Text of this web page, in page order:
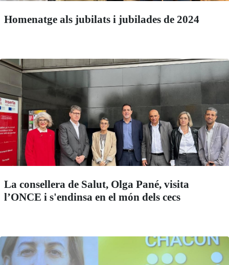
Homenatge als jubilats i jubilades de 2024
La consellera de Salut, Olga Pané, visita
l’ONCE i s'endinsa en el món dels cecs